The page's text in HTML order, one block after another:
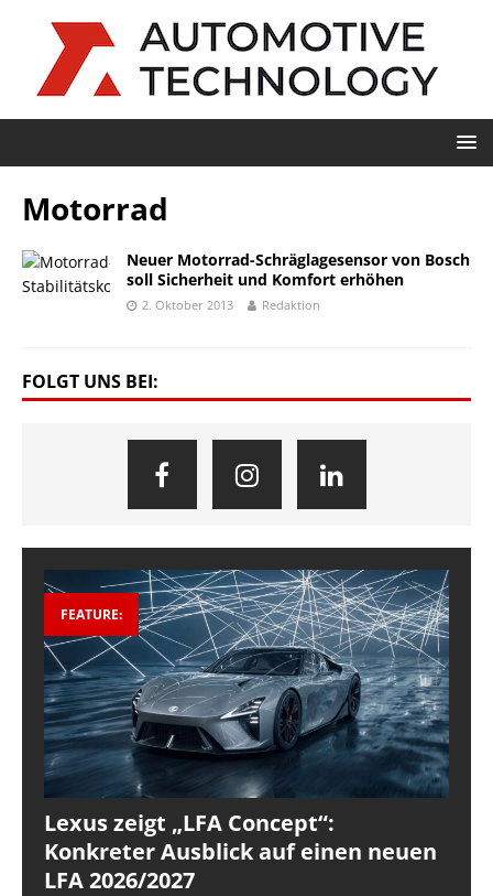
Motorrad
Neuer Motorrad-Schräglagesensor von Bosch
soll Sicherheit und Komfort erhöhen
2. Oktober 2013 Redaktion
FOLGT UNS BEI:
FEATURE:
Lexus zeigt „LFA Concept“:
Konkreter Ausblick auf einen neuen
LFA 2026/2027